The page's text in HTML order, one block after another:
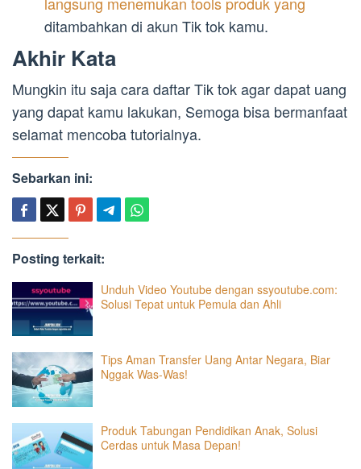
ditambahkan di akun Tik tok kamu.
Akhir Kata
Mungkin itu saja cara daftar Tik tok agar dapat uang
yang dapat kamu lakukan, Semoga bisa bermanfaat
selamat mencoba tutorialnya.
Sebarkan ini:
Posting terkait:
Unduh Video Youtube dengan ssyoutube.com:
Solusi Tepat untuk Pemula dan Ahli
Tips Aman Transfer Uang Antar Negara, Biar
Nggak Was-Was!
Produk Tabungan Pendidikan Anak, Solusi
Cerdas untuk Masa Depan!